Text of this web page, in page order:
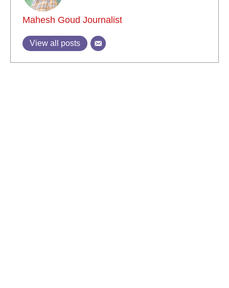
Mahesh Goud Journalist
View all posts